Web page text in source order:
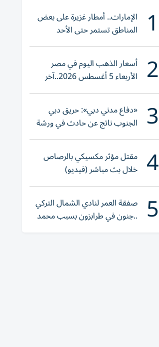
1 الإمارات.. أمطار غزيرة على بعض
المناطق تستمر حتى الأحد
2 أسعار الذهب اليوم في مصر
الأربعاء 5 أغسطس 2026..آخر
تحديث لعيار 21
3 «دفاع مدني دبي»: حريق دبي
الجنوب ناتج عن حادث في ورشة
ولا إصابات
4 مقتل مؤثر مكسيكي بالرصاص
خلال بث مباشر (فيديو)
5 صفقة العمر لنادي الشمال التركي
..جنون في طرابزون بسبب محمد